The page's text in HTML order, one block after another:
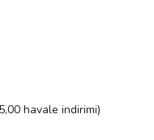
havale indirimi)